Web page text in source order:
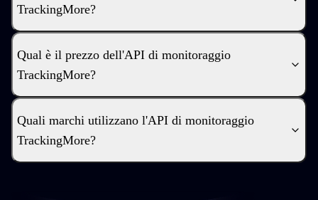
TrackingMore?
Qual è il prezzo dell'API di monitoraggio
TrackingMore?
Quali marchi utilizzano l'API di monitoraggio
TrackingMore?